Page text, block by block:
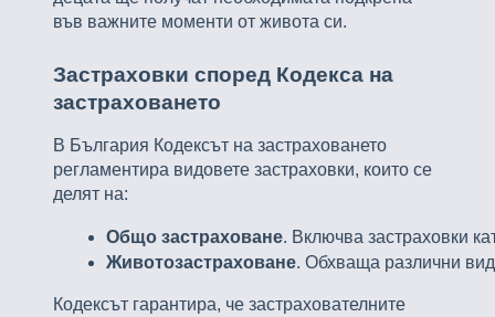
във важните моменти от живота си.
Застраховки според Кодекса на
застраховането
В България Кодексът на застраховането
регламентира видовете застраховки, които се
делят на:
Общо застраховане. Включва застраховки
Животозастраховане. Обхваща различни
Кодексът гарантира, че застрахователните